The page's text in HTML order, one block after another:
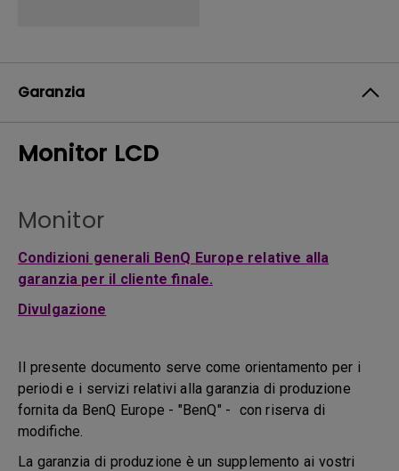
Garanzia
Monitor LCD
Monitor
Condizioni generali BenQ Europe relative alla
garanzia per il cliente finale.
Divulgazione
Il presente documento serve come orientamento per i
periodi e i servizi relativi alla garanzia di produzione
fornita da BenQ Europe - "BenQ" - con riserva di
modifiche.
La garanzia di produzione è un supplemento ai vostri